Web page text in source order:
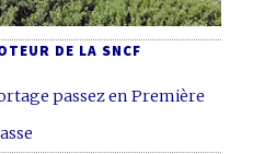
DE LA SNCF
passez en Première